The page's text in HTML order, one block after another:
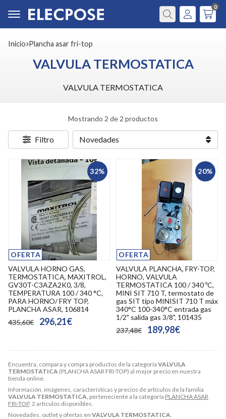
Buscar
0
Inicio plancha asar fri-top
VALVULA TERMOSTATICA
VALVULA TERMOSTATICA
Encuentra, compara y compra productos de la categoría VALVULA
TERMOSTATICA (PLANCHA ASAR FRI-TOP) al mejor precio en nuestra
tienda online.
Información, imágenes, características y precios de artículos de la familia
VALVULA TERMOSTATICA, perteneciente a la categoría PLANCHA ASAR
FRI-TOP. 2 artículos disponibles.
Novedades, outlet y ofertas en VALVULA TERMOSTATICA.
Mostrando 2 de 2 productos
Filtro
32%
OFERTA
VALVULA HORNO GAS,
TERMOSTATICA, MAXITROL,
GV30T-C3AZA2K0, 3/8,
TEMPERATURA 100 / 340 °C,
PARA HORNO/ FRY TOP,
PLANCHA ASAR, 106814
435,60€
296,21€
20%
OFERTA
VALVULA PLANCHA, FRY-TOP,
HORNO, VALVULA
TERMOSTATICA 100 / 340 ºC,
MINI SIT 710 T, termostato de
gas SIT tipo MINISIT 710 T máx
340°C 100-340°C entrada gas
1/2" salida gas 3/8", 101435
237,48€
189,98€